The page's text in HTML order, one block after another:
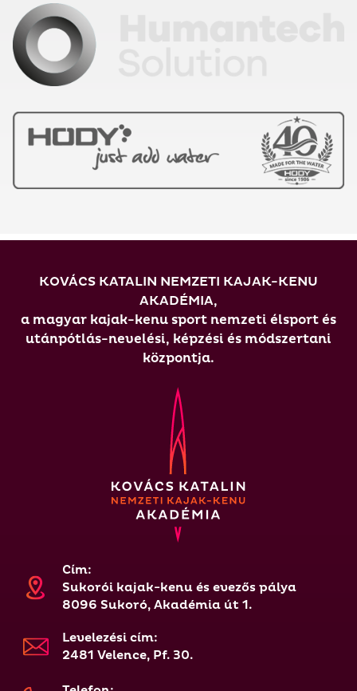
KOVÁCS KATALIN NEMZETI KAJAK-KENU
AKADÉMIA,
a magyar kajak-kenu sport nemzeti élsport és
utánpótlás-nevelési, képzési és módszertani
központja.
Cím:
Sukorói kajak-kenu és evezős pálya
8096 Sukoró, Akadémia út 1.
Levelezési cím:
2481 Velence, Pf. 30.